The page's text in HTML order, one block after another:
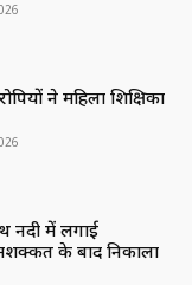
ने महिला शिक्षिका
नदी में लगाई
के बाद निकाला